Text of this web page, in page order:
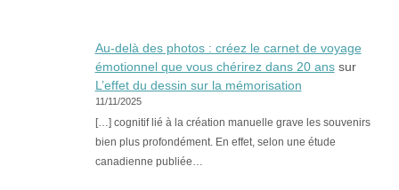
Au-delà des photos : créez le carnet de voyage
émotionnel que vous chérirez dans 20 anssur
L’effet du dessin sur la mémorisation
11/11/2025
[…] cognitif lié à la création manuelle grave les souvenirs
bien plus profondément. En effet, selon une étude
canadienne publiée…